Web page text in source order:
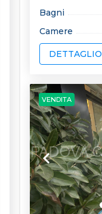
Bagni
Camere
DETTAGLIO
VENDITA
keyboard_arrow_left